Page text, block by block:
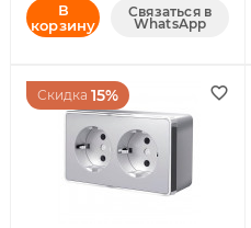
В
корзину
Связаться в
WhatsApp
Скидка 15%